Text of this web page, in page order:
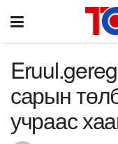
сарын
учраас